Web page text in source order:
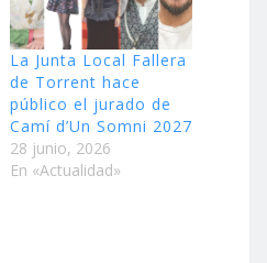
La Junta Local Fallera
de Torrent hace
público el jurado de
Camí d’Un Somni 2027
28 junio, 2026
En «Actualidad»